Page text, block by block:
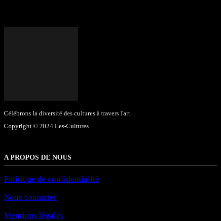
Célébrons la diversité des cultures à travers l'art.
Copyright © 2024 Les-Cultures
A PROPOS DE NOUS
Politique de confidentialité
Nous contacter
Mentions légales